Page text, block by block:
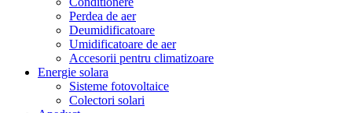
Perdea de aer
Deumidificatoare
Umidificatoare de aer
Accesorii pentru climatizoare
Energie solara
Sisteme fotovoltaice
Colectori solari